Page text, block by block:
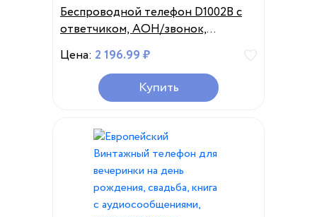
Беспроводной телефон D1002B с
ответчиком, АОН/звонок,
ожидание 1,6 дюймов, подсветка
ЖК-экрана с 3 линиями, батареи
дисплея
Цена: 2 196.99 ₽
Купить